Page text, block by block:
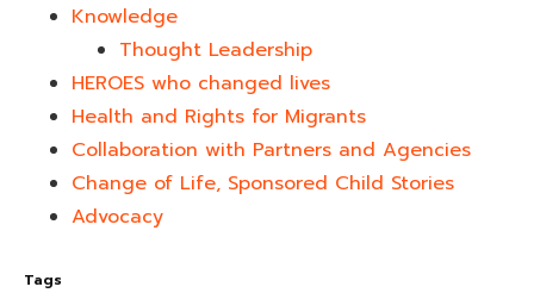
Knowledge
Thought Leadership
HEROES who changed lives​
Health and Rights for Migrants
Collaboration with Partners and Agencies
Change of Life, Sponsored Child Stories
Advocacy
Tags